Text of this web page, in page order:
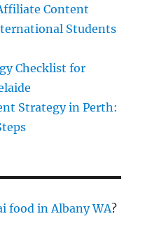
Content
Students
Checklist for
Strategy in Perth:
food in Albany WA?